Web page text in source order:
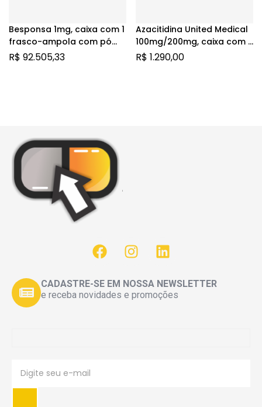
Besponsa 1mg, caixa com 1
frasco-ampola com pó
para solução de uso
R$ 92.505,33
Azacitidina United Medical
100mg/200mg, caixa com 1
frasco-ampola com pó
R$ 1.290,00
CADASTRE-SE EM NOSSA NEWSLETTER
e receba novidades e promoções